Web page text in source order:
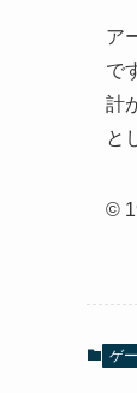
ア
で
計
と
©
ゲ